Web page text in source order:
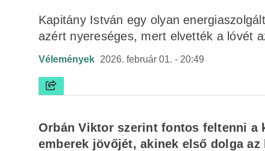
Kapitány István egy olyan
azért nyereséges, mert elvették a lóvét
Vélemények 2026. február 01. - 20:49
Orbán Viktor szerint fontos feltenni a
emberek jövőjét, akinek első dolga